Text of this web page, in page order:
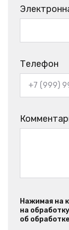
Телефон
Нажимая на
на
об